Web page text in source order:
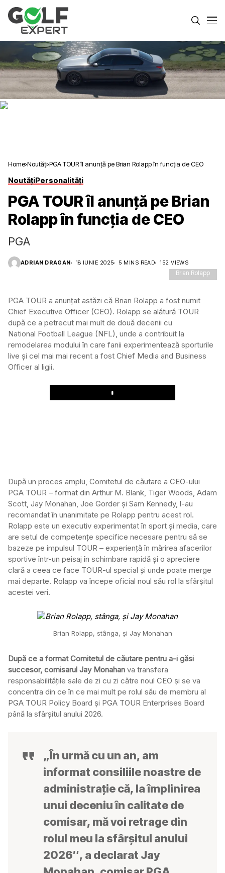
Home Noutăți PGA TOUR îl anunță pe Brian Rolapp în funcția de CEO
NoutățiPersonalități
PGA TOUR îl anunță pe Brian
Rolapp în funcția de CEO
PGA
ADRIAN DRAGAN 18 IUNIE 2025 5 MINS READ 152 VIEWS
Brian Rolapp
PGA TOUR a anunțat astăzi că Brian Rolapp a fost numit
Chief Executive Officer (CEO). Rolapp se alătură TOUR
după ce a petrecut mai mult de două decenii cu
National Football League (NFL), unde a contribuit la
remodelarea modului în care fanii experimentează sporturile
live și cel mai mai recent a fost Chief Media and Business
Officer al ligii.
Play
După un proces amplu, Comitetul de căutare a CEO-ului
PGA TOUR – format din Arthur M. Blank, Tiger Woods, Adam
Scott, Jay Monahan, Joe Gorder și Sam Kennedy, l-au
recomandat în unanimitate pe Rolapp pentru acest rol.
Rolapp este un executiv experimentat în sport și media, care
are setul de competențe specifice necesare pentru să se
bazeze pe impulsul TOUR – experiență în mărirea afacerilor
sportive într-un peisaj în schimbare rapidă și o apreciere
clară a ceea ce face TOUR-ul special și unde poate merge
mai departe. Rolapp va începe oficial noul său rol la sfârșitul
acestei veri.
Brian Rolapp, stânga, și Jay Monahan
După ce a format Comitetul de căutare pentru a-i găsi
succesor, comisarul Jay Monahan va transfera
responsabilitățile sale de zi cu zi către noul CEO și se va
concentra din ce în ce mai mult pe rolul său de membru al
PGA TOUR Policy Board și PGA TOUR Enterprises Board
până la sfârșitul anului 2026.
„În urmă cu un an, am
informat consiliile noastre de
administrație că, la împlinirea
unui deceniu în calitate de
comisar, mă voi retrage din
rolul meu la sfârșitul anului
2026″, a declarat Jay